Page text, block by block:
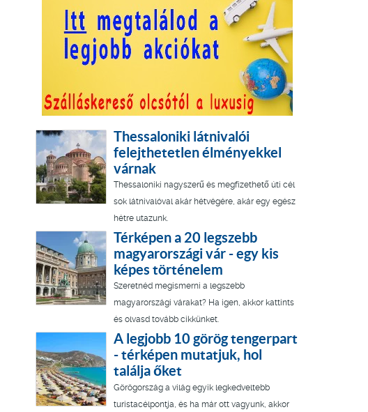
Thessaloniki látnivalói
felejthetetlen élményekkel
várnak
Thessaloniki nagyszerű és megfizethető úti cél
sok látnivalóval akár hétvégére, akár egy egész
hétre utazunk.
Térképen a 20 legszebb
magyarországi vár - egy kis
képes történelem
Szeretnéd megismerni a legszebb
magyarországi várakat? Ha igen, akkor kattints
és olvasd tovább cikkünket.
A legjobb 10 görög tengerpart
- térképen mutatjuk, hol
találja őket
Görögország a világ egyik legkedveltebb
turistacélpontja, és ha már ott vagyunk, akkor